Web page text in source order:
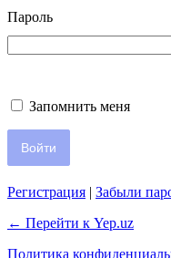
Пароль
Запомнить меня
Регистрация | Забыли
← Перейти к Yep.uz
Политика